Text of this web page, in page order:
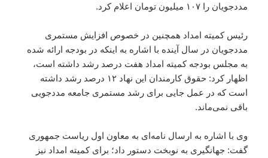
مددجویان را ۱۰۷ میلیون تومان اعلام کرد.
رئیس کمیته امداد همچنین در خصوص افزایش مستمری
مددجویان در سال آینده با اشاره به اینکه در بودجه ارائه شده
به مجلس بودجه کمیته امداد هفت درصد رشد داشته است،
اظهار کرد: حقوق کارمندان این نهاد ۱۲ درصد رشد داشته
است که در عمل جایی برای رشد مستمری جامعه مددجویی
باقی نمی‌ماند.
وی با اشاره به ارسال نامه‌ای به معاون اول ریاست جمهوری
گفت: جهانگیری به نوبخت دستور داد؛ برای کمیته امداد نیز